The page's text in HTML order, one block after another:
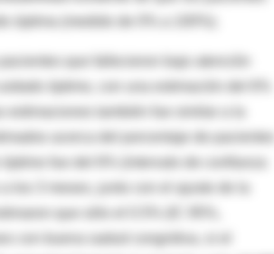
óptima (medido de 0% a 100%).
acerca del porcentaje de pacientes
los 3 meses, junto con el ajuste de la
con buena sadud congnitiva, si el